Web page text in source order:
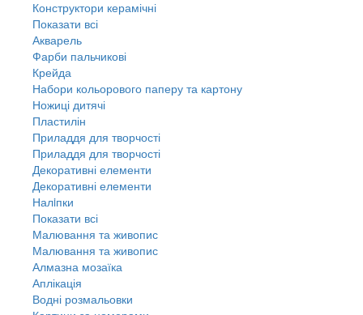
Конструктори керамічні
Показати всі
Акварель
Фарби пальчикові
Крейда
Набори кольорового паперу та картону
Ножиці дитячі
Пластилін
Приладдя для творчості
Приладдя для творчості
Декоративні елементи
Декоративні елементи
Налiпки
Показати всі
Малювання та живопис
Малювання та живопис
Алмазна мозаїка
Аплікація
Водні розмальовки